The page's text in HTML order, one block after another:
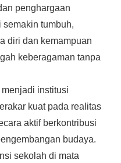
penghargaan
tumbuh,
diri dan kemampuan
keberagaman tanpa
institusi
kuat pada realitas
aktif berkontribusi
budaya.
sekolah di mata